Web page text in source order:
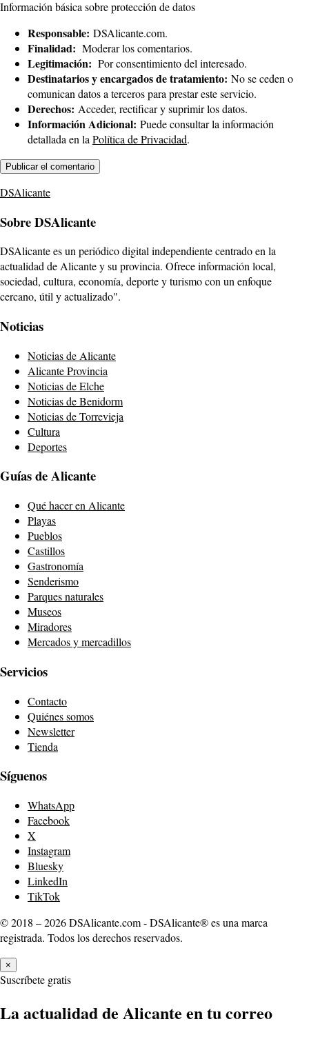
Información básica sobre protección de datos
Responsable: DSAlicante.com.
Finalidad: Moderar los comentarios.
Legitimación: Por consentimiento del interesado.
Destinatarios y encargados de tratamiento: No se ceden o
comunican datos a terceros para prestar este servicio.
Derechos: Acceder, rectificar y suprimir los datos.
Información Adicional: Puede consultar la información
detallada en la Política de Privacidad.
DSAlicante
Sobre DSAlicante
DSAlicante es un periódico digital independiente centrado en la
actualidad de Alicante y su provincia. Ofrece información local,
sociedad, cultura, economía, deporte y turismo con un enfoque
cercano, útil y actualizado".
Noticias
Noticias de Alicante
Alicante Provincia
Noticias de Elche
Noticias de Benidorm
Noticias de Torrevieja
Cultura
Deportes
Guías de Alicante
Qué hacer en Alicante
Playas
Pueblos
Castillos
Gastronomía
Senderismo
Parques naturales
Museos
Miradores
Mercados y mercadillos
Servicios
Contacto
Quiénes somos
Newsletter
Tienda
Síguenos
WhatsApp
Facebook
X
Instagram
Bluesky
LinkedIn
TikTok
© 2018 – 2026 DSAlicante.com - DSAlicante® es una marca
registrada. Todos los derechos reservados.
×
Suscríbete gratis
La actualidad de Alicante en tu correo